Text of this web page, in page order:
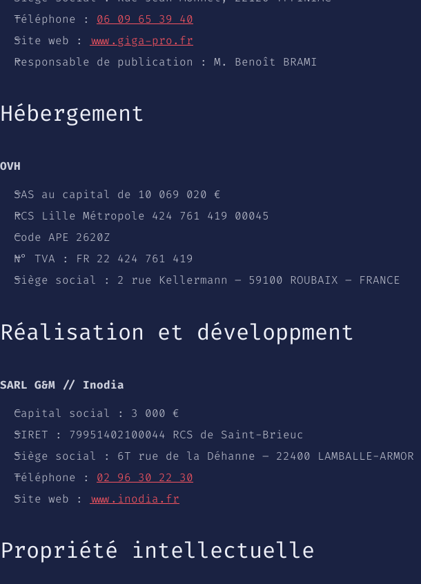
Téléphone : 06 09 65 39 40
Site web : www.giga-pro.fr
Responsable de publication : M. Benoît BRAMI
Hébergement
OVH
SAS au capital de 10 069 020 €
RCS Lille Métropole 424 761 419 00045
Code APE 2620Z
N° TVA : FR 22 424 761 419
Siège social : 2 rue Kellermann – 59100 ROUBAIX – FRANCE
Réalisation et développment
SARL G&M // Inodia
Capital social : 3 000 €
SIRET : 79951402100044 RCS de Saint-Brieuc
Siège social : 6T rue de la Déhanne – 22400 LAMBALLE-ARMOR
Téléphone : 02 96 30 22 30
Site web : www.inodia.fr
Propriété intellectuelle